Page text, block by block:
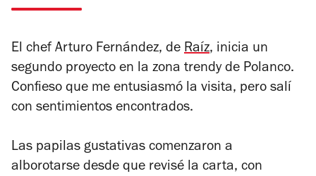
El chef Arturo Fernández, de Raíz, inicia un
segundo proyecto en la zona trendy de Polanco.
Confieso que me entusiasmó la visita, pero salí
con sentimientos encontrados.
Las papilas gustativas comenzaron a
alborotarse desde que revisé la carta, con